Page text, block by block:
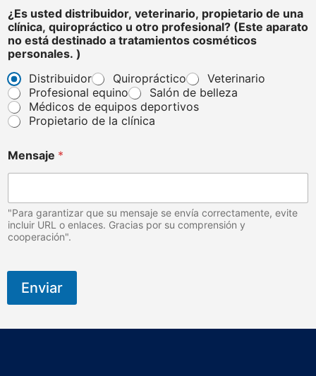
c
o
s
m
é
t
i
c
o
s
u
p
r
á
i
o
¿Es usted distribuidor, veterinario, propietario de una
clínica, quiropráctico u otro profesional? (Este aparato
no está destinado a tratamientos cosméticos
personales. )
Distribuidor
Quiropráctico
Veterinario
Profesional equino
Salón de belleza
Médicos de equipos deportivos
Propietario de la clínica
Mensaje *
"Para garantizar que su mensaje se envía correctamente, evite
incluir URL o enlaces. Gracias por su comprensión y
cooperación".
Enviar